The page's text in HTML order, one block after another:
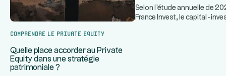
Comprendre le Private Equity
Quelle place accorder au Private
Equity dans une stratégie
patrimoniale ?
Selon l'étude annuelle de
France Invest, le capital-